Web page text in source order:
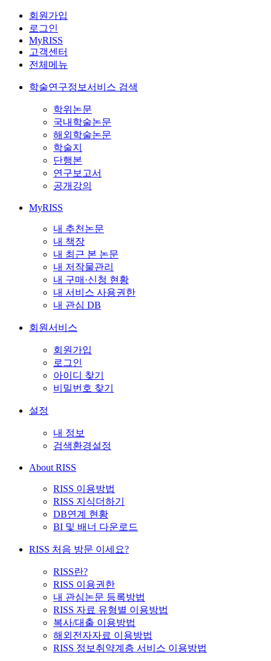
회원가입
로그인
MyRISS
고객센터
전체메뉴
학술연구정보서비스 검색
학위논문
국내학술논문
해외학술논문
학술지
단행본
연구보고서
공개강의
MyRISS
내 추천논문
내 책장
내 최근 본 논문
내 저작물관리
내 구매·신청 현황
내 서비스 사용권한
내 관심 DB
회원서비스
회원가입
로그인
아이디 찾기
비밀번호 찾기
설정
내 정보
검색환경설정
About RISS
RISS 이용방법
RISS 지식더하기
DB연계 현황
BI 및 배너 다운로드
RISS 처음 방문 이세요?
RISS란?
RISS 이용권한
내 관심논문 등록방법
RISS 자료 유형별 이용방법
복사/대출 이용방법
해외전자자료 이용방법
RISS 정보취약계층 서비스 이용방법